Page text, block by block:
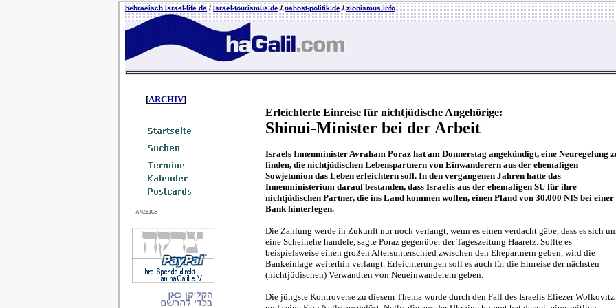
hebraeisch.israel-life.de/israel-tourismus.de/nahost-politik.de/zionismus.info
[ARCHIV]
Erleichterte Einreise für nichtjüdische Angehörige:
Shinui-Minister bei der Arbeit
Israels Innenminister Avraham Poraz hat am Donnerstag angekündigt, eine Neuregelung
finden, die nichtjüdischen Lebenspartnern von Einwanderern aus der ehemaligen
Sowjetunion das Leben erleichtern soll. In den vergangenen Jahren hatte das
Innenministerium darauf bestanden, dass Israelis aus der ehemaligen SU für ihre
nichtjüdischen Partner, die ins Land kommen wollen, einen Pfand von 30.000 NIS bei einer
Bank hinterlegen.
Die Zahlung werde in Zukunft nur noch verlangt, wenn es einen verdacht gäbe, dass es sich
eine Scheinehe handele, sagte Poraz gegenüber der Tageszeitung Haaretz. Sollte es
beispielsweise einen großen Altersunterschied zwischen den Ehepartnern geben, wird die
Bankeinlage weiterhin verlangt. Erleichterungen soll es auch für die Einreise der nächsten
(nichtjüdischen) Verwandten von Neueinwanderern geben.
Die jüngste Kontroverse zu diesem Thema wurde durch den Fall des Israelis Eliezer Wolkovitz